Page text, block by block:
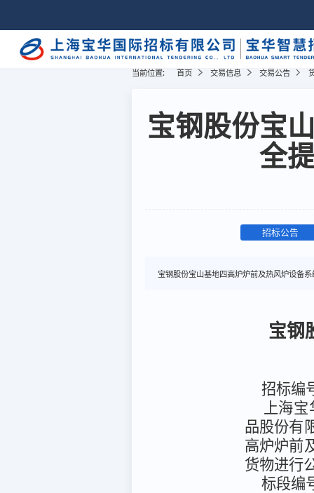
当前位置: 首页 交易信息 交易公告
宝钢股份宝
全
招标公告
宝钢股份宝山基地四高炉炉前及热风炉设备
宝钢
招标编
上海
品股份有
高炉炉前
货物进行
标段编